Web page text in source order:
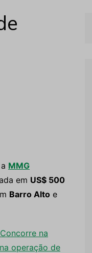
MMG
em US$ 500
Barro Alto e
na
operação de